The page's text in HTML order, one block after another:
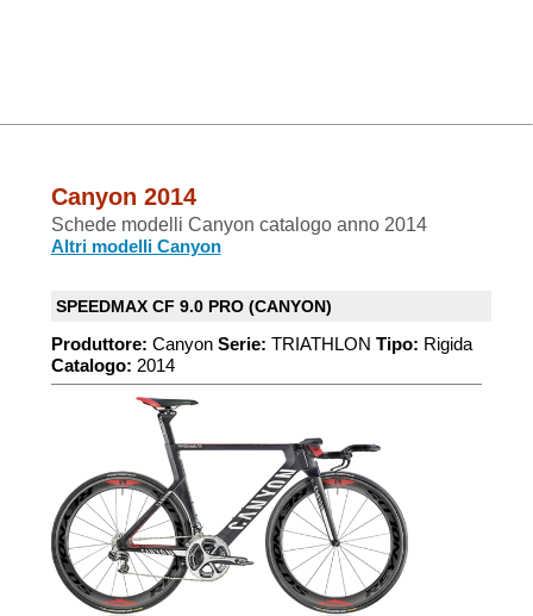
Canyon 2014
Schede modelli Canyon catalogo anno 2014
Altri modelli Canyon
SPEEDMAX CF 9.0 PRO (CANYON)
Produttore: Canyon Serie: TRIATHLON Tipo: Rigida
Catalogo: 2014